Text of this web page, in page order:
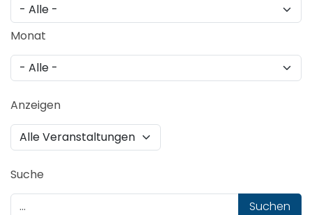
Monat
Anzeigen
Suche
Suchen